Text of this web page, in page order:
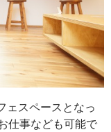
ェスペースとなっ
仕事なども可能で